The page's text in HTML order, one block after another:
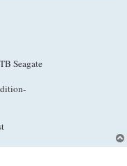
Seagate